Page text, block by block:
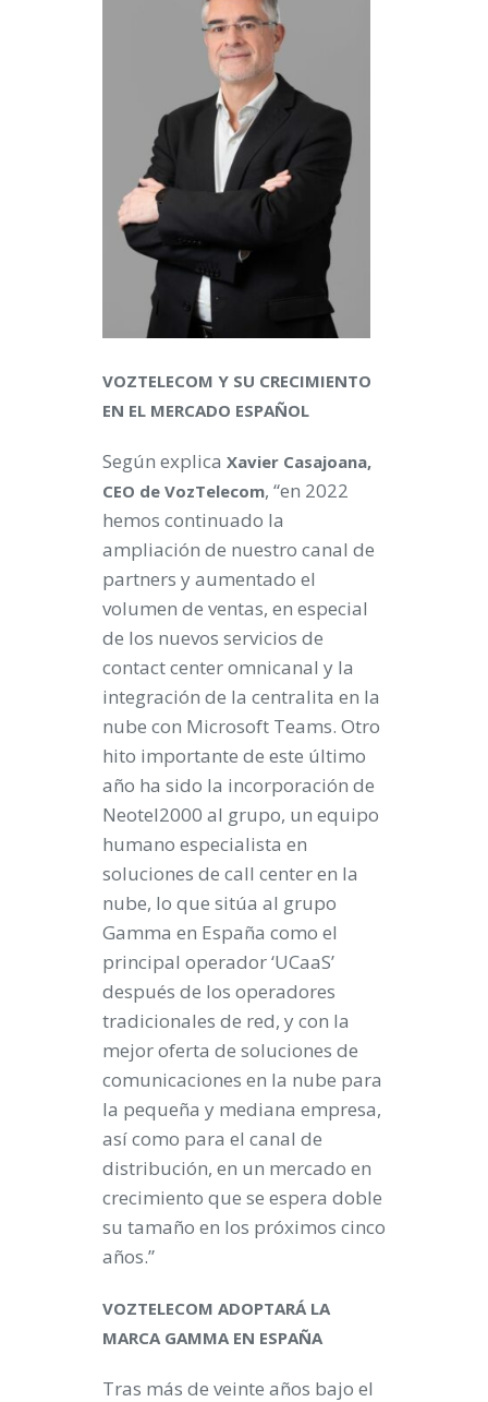
VOZTELECOM Y SU CRECIMIENTO
EN EL MERCADO ESPAÑOL
Según explica Xavier Casajoana,
CEO de VozTelecom, “en 2022
hemos continuado la
ampliación de nuestro canal de
partners y aumentado el
volumen de ventas, en especial
de los nuevos servicios de
contact center omnicanal y la
integración de la centralita en la
nube con Microsoft Teams. Otro
hito importante de este último
año ha sido la incorporación de
Neotel2000 al grupo, un equipo
humano especialista en
soluciones de call center en la
nube, lo que sitúa al grupo
Gamma en España como el
principal operador ‘UCaaS’
después de los operadores
tradicionales de red, y con la
mejor oferta de soluciones de
comunicaciones en la nube para
la pequeña y mediana empresa,
así como para el canal de
distribución, en un mercado en
crecimiento que se espera doble
su tamaño en los próximos cinco
años.”
VOZTELECOM ADOPTARÁ LA
MARCA GAMMA EN ESPAÑA
Tras más de veinte años bajo el